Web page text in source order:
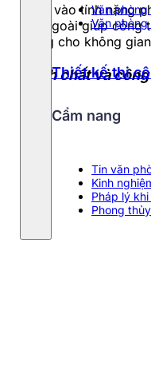
Văn
Văn phòng
Thiết kế thi
Cẩm nang
Tin văn
Kinh
Pháp lý
Phong
Dựa vào tính năng
bề ngoài giúp
sáng cho không
Tính chất và